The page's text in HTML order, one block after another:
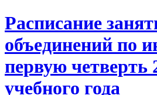
Расписание
объединений по
первую четверть
учебного года